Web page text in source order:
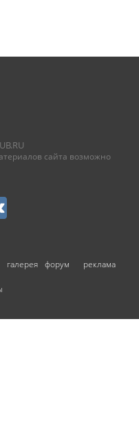
сайта возможно
галерея форум реклама